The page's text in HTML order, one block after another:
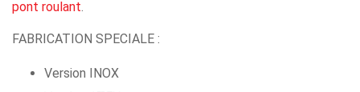
pont roulant
FABRICATION SPECIALE :
Version INOX